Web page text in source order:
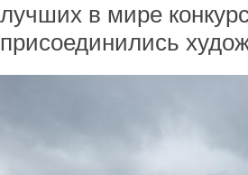
лучших в мире
присоединились